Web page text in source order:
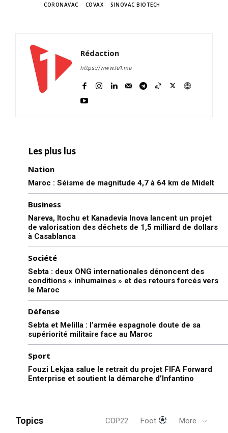
CORONAVAC COVAX SINOVAC BIOTECH
Rédaction
https://www.le1.ma
Les plus lus
Nation
Maroc : Séisme de magnitude 4,7 à 64 km de Midelt
Business
Nareva, Itochu et Kanadevia Inova lancent un projet
de valorisation des déchets de 1,5 milliard de dollars
à Casablanca
Société
Sebta : deux ONG internationales dénoncent des
conditions « inhumaines » et des retours forcés vers
le Maroc
Défense
Sebta et Melilla : l’armée espagnole doute de sa
supériorité militaire face au Maroc
Sport
Fouzi Lekjaa salue le retrait du projet FIFA Forward
Enterprise et soutient la démarche d’Infantino
Topics COP22 Foot More